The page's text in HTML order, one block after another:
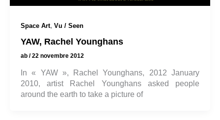
Space Art, Vu / Seen
YAW, Rachel Younghans
ab /22 novembre 2012
In « YAW », Rachel Younghans, 2012 January
2010, artist Rachel Younghans asked people
around the earth to take a picture of